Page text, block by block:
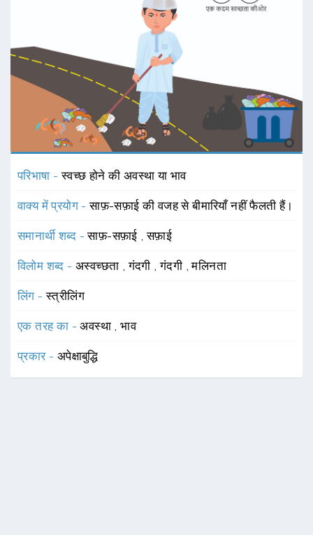
परिभाषा -स्वच्छ होने की अवस्था या भाव
वाक्य में प्रयोग -साफ़-सफ़ाई की वजह से बीमारियाँ नहीं फैलती हैं।
समानार्थी शब्द -साफ़-सफ़ाई ,सफ़ाई
विलोम शब्द - अस्वच्छता ,गंदगी ,गंदगी ,मलिनता
लिंग -स्त्रीलिंग
एक तरह का -अवस्था ,भाव
प्रकार - अपेक्षाबुद्धि